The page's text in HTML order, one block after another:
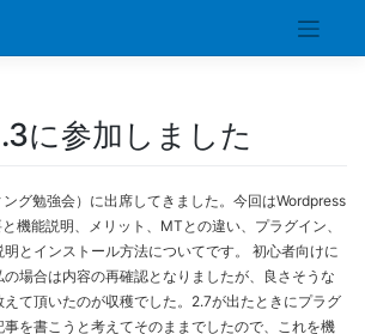
に参加しました
グ勉強会）に出席してきました。今回はWordpress
機能説明、メリット、MTとの違い、プラグイン、
とインストール方法についてです。 初心者向けに
場合は内容の再確認となりましたが、良さそうな
て頂いたのが収穫でした。2.7が出たときにプラグ
を書こうと考えてそのままでしたので、これを機